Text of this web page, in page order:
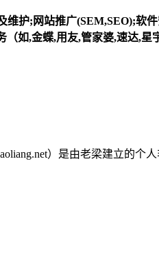
维护;网站推广(SEM,SEO);软
（如,金蝶,用友,管家婆,速达,
）是由老梁建立的个